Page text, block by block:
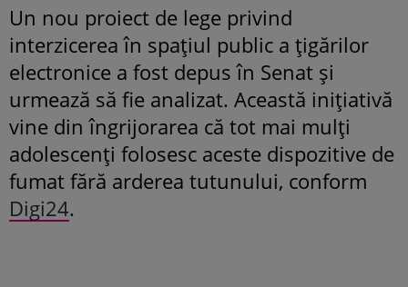
Un nou proiect de lege privind
interzicerea în spațiul public a țigărilor
electronice a fost depus în Senat și
urmează să fie analizat. Această inițiativă
vine din îngrijorarea că tot mai mulți
adolescenți folosesc aceste dispozitive de
fumat fără arderea tutunului, conform
Digi24.